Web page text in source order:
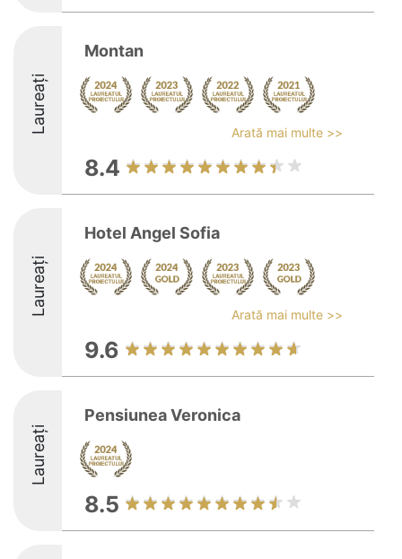
Laureați
Montan
Arată mai multe >>
8.4
Laureați
Hotel Angel Sofia
Arată mai multe >>
9.6
Laureați
Pensiunea Veronica
8.5